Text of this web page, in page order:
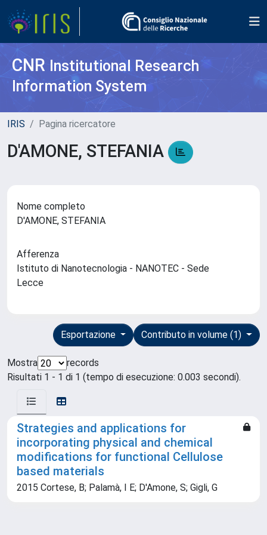
CNR Institutional Research
Information System
IRIS Pagina ricercatore
D'AMONE, STEFANIA
Nome completo
D'AMONE, STEFANIA
Afferenza
Istituto di Nanotecnologia - NANOTEC - Sede
Lecce
Contributo in volume (1)
Esportazione
Mostra
records
Risultati 1 - 1 di 1 (tempo di esecuzione: 0.003 secondi).
Strategies and applications for
incorporating physical and chemical
modifications for functional Cellulose
based materials
2015 Cortese, B; Palamà, I E; D'Amone, S; Gigli, G